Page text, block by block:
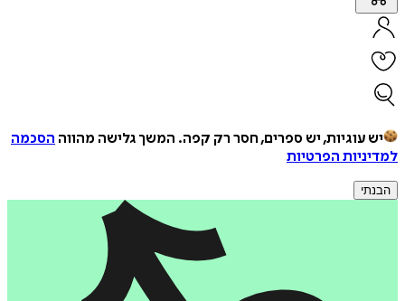
יש עוגיות, יש ספרים, חסר רק קפה. המשך גלישה מהווה הסכמה
למדיניות הפרטיות
הבנתי